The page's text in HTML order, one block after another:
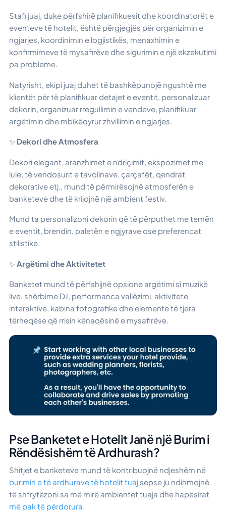
Stafi juaj, duke përfshirë planifikuesit dhe koordinatorët e
eventeve të hotelit, është përgjegjës për organizimin e
ngjarjes, koordinimin e logjistikës, menaxhimin e
konfirmimeve të mysafirëve dhe sigurimin e një ekzekutimi
pa probleme.
Natyrisht, ekipi juaj duhet të bashkëpunojë ngushtë me
klientët për të planifikuar detajet e eventit, personalizuar
dekorin, organizuar rregullimin e vendeve, planifikuar
argëtimin dhe mbikëqyrur zhvillimin e ngjarjes.
✨ Dekori dhe Atmosfera
Dekori elegant, aranzhimet e ndriçimit, ekspozimet me
lule, të vendosurit e tavolinave, çarçafët, qendrat
dekorative etj., mund të përmirësojnë atmosferën e
banketeve dhe të krijojnë një ambient festiv.
Mund ta personalizoni dekorin që të përputhet me temën
e eventit, brendin, paletën e ngjyrave ose preferencat
stilistike.
✨ Argëtimi dhe Aktivitetet
Banketet mund të përfshijnë opsione argëtimi si muzikë
live, shërbime DJ, performanca vallëzimi, aktivitete
interaktive, kabina fotografike dhe elemente të tjera
tërheqëse që rrisin kënaqësinë e mysafirëve.
Pse Banketet e Hotelit Janë një Burim i
Rëndësishëm të Ardhurash?
Shitjet e banketeve mund të kontribuojnë ndjeshëm në
burimin e të ardhurave të hotelit tuaj sepse ju ndihmojnë
të shfrytëzoni sa më mirë ambientet tuaja dhe hapësirat
më pak të përdorura